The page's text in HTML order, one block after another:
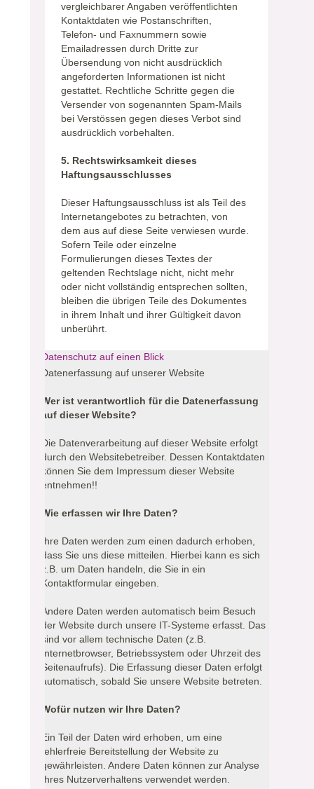
vergleichbarer Angaben veröffentlichten
Kontaktdaten wie Postanschriften,
Telefon- und Faxnummern sowie
Emailadressen durch Dritte zur
Übersendung von nicht ausdrücklich
angeforderten Informationen ist nicht
gestattet. Rechtliche Schritte gegen die
Versender von sogenannten Spam-Mails
bei Verstössen gegen dieses Verbot sind
ausdrücklich vorbehalten.
5. Rechtswirksamkeit dieses
Haftungsausschlusses
Dieser Haftungsausschluss ist als Teil des
Internetangebotes zu betrachten, von
dem aus auf diese Seite verwiesen wurde.
Sofern Teile oder einzelne
Formulierungen dieses Textes der
geltenden Rechtslage nicht, nicht mehr
oder nicht vollständig entsprechen sollten,
bleiben die übrigen Teile des Dokumentes
in ihrem Inhalt und ihrer Gültigkeit davon
unberührt.
Datenschutz auf einen Blick
Datenerfassung auf unserer Website
Wer ist verantwortlich für die Datenerfassung
auf dieser Website?
Die Datenverarbeitung auf dieser Website erfolgt
durch den Websitebetreiber. Dessen Kontaktdaten
können Sie dem Impressum dieser Website
entnehmen!!
Wie erfassen wir Ihre Daten?
Ihre Daten werden zum einen dadurch erhoben,
dass Sie uns diese mitteilen. Hierbei kann es sich
z.B. um Daten handeln, die Sie in ein
Kontaktformular eingeben.
Andere Daten werden automatisch beim Besuch
der Website durch unsere IT-Systeme erfasst. Das
sind vor allem technische Daten (z.B.
Internetbrowser, Betriebssystem oder Uhrzeit des
Seitenaufrufs). Die Erfassung dieser Daten erfolgt
automatisch, sobald Sie unsere Website betreten.
Wofür nutzen wir Ihre Daten?
Ein Teil der Daten wird erhoben, um eine
fehlerfreie Bereitstellung der Website zu
gewährleisten. Andere Daten können zur Analyse
Ihres Nutzerverhaltens verwendet werden.